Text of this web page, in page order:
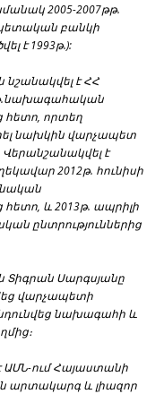
2005-2007թթ.
բանկի
է 1993թ.):
նշանակվել է ՀՀ
հետո, որտեղ
նախկին վարչապետ
Վերանշանակվել է
2012թ. հունիսի
հետո, և 2013թ. ապրիլի
ընտրություններից
Տիգրան Սարգսյանը
վարչապետի
նախագահի և
է ԱՄՆ-ում Հայաստանի
արտակարգ և լիազոր